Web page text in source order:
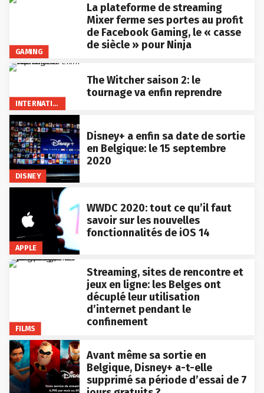
GAMING
La plateforme de streaming
Mixer ferme ses portes au profit
de Facebook Gaming, le « casse
de siècle » pour Ninja
INTERNATIONAL
The Witcher saison 2: le
tournage va enfin reprendre
DISNEY
Disney+ a enfin sa date de sortie
en Belgique: le 15 septembre
2020
APPLE
WWDC 2020: tout ce qu’il faut
savoir sur les nouvelles
fonctionnalités de iOS 14
FILMS
Streaming, sites de rencontre et
jeux en ligne: les Belges ont
décuplé leur utilisation
d’internet pendant le
confinement
Avant même sa sortie en
Belgique, Disney+ a-t-elle
supprimé sa période d’essai de 7